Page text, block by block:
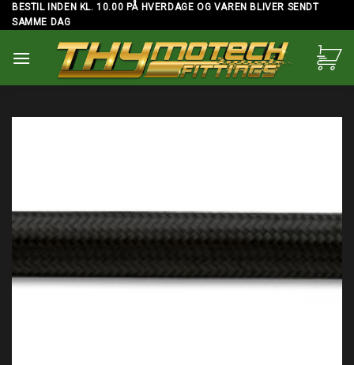
Skip
to
BESTIL INDEN KL. 10.00 PÅ HVERDAGE OG VAREN BLIVER SENDT
SAMME DAG